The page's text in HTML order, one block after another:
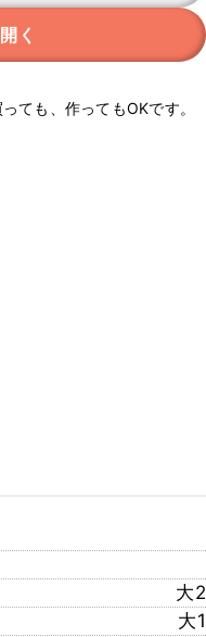
く
ても、作ってもOKです。
大2
大1